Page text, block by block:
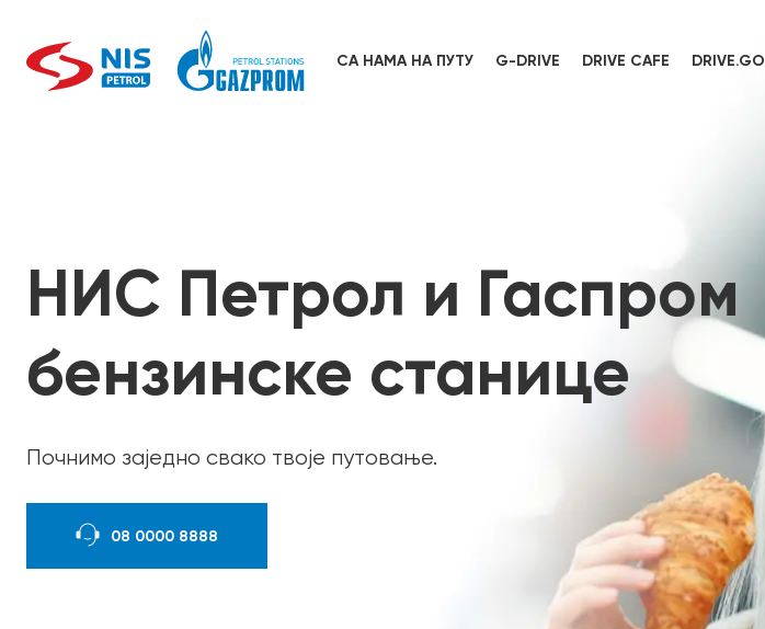
СА НАМА НА ПУТУ G-DRIVE DRIVE CAFE DRIVE.GO
content
НИС Петрол и Гаспром
бензинске станице
Почнимо заједно свако твоје путовање.
08 0000 8888